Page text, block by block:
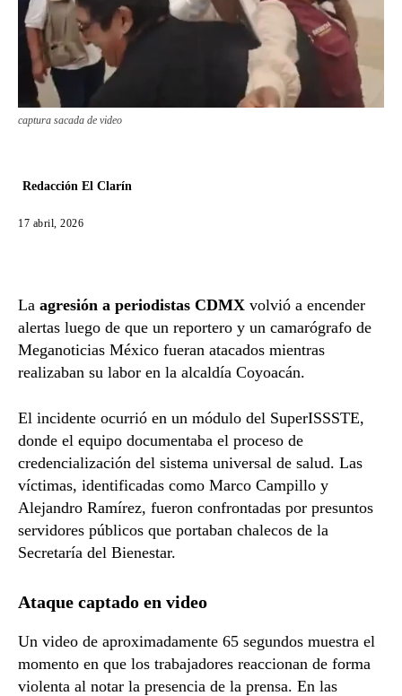
captura sacada de video
Redacción El Clarín
17 abril, 2026
La agresión a periodistas CDMX volvió a encender
alertas luego de que un reportero y un camarógrafo de
Meganoticias México fueran atacados mientras
realizaban su labor en la alcaldía Coyoacán.
El incidente ocurrió en un módulo del SuperISSSTE,
donde el equipo documentaba el proceso de
credencialización del sistema universal de salud. Las
víctimas, identificadas como Marco Campillo y
Alejandro Ramírez, fueron confrontadas por presuntos
servidores públicos que portaban chalecos de la
Secretaría del Bienestar.
Ataque captado en video
Un video de aproximadamente 65 segundos muestra el
momento en que los trabajadores reaccionan de forma
violenta al notar la presencia de la prensa. En las